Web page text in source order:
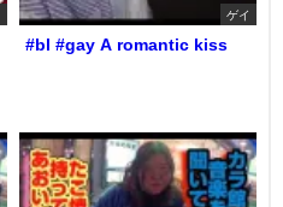
ゲイ
#bl #gay A romantic kiss